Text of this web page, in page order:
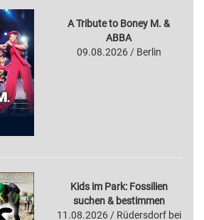
A Tribute to Boney M. &
ABBA
09.08.2026 / Berlin
Kids im Park: Fossilien
suchen & bestimmen
11.08.2026 / Rüdersdorf bei